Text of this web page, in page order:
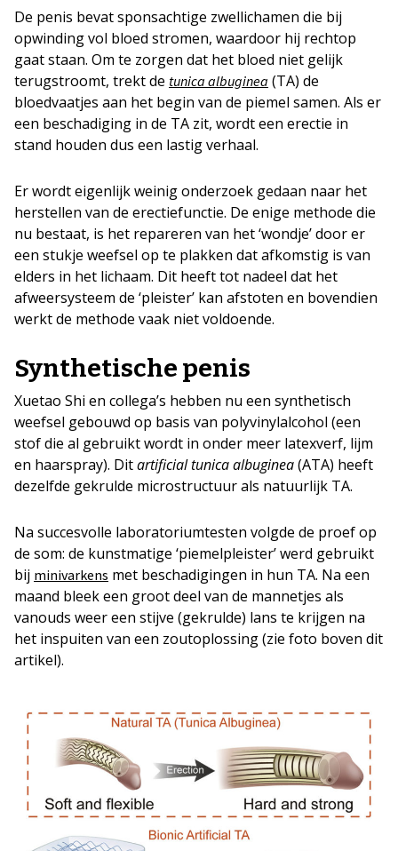
De penis bevat sponsachtige zwellichamen die bij
opwinding vol bloed stromen, waardoor hij rechtop
gaat staan. Om te zorgen dat het bloed niet gelijk
terugstroomt, trekt de tunica albuginea (TA) de
bloedvaatjes aan het begin van de piemel samen. Als er
een beschadiging in de TA zit, wordt een erectie in
stand houden dus een lastig verhaal.
Er wordt eigenlijk weinig onderzoek gedaan naar het
herstellen van de erectiefunctie. De enige methode die
nu bestaat, is het repareren van het ‘wondje’ door er
een stukje weefsel op te plakken dat afkomstig is van
elders in het lichaam. Dit heeft tot nadeel dat het
afweersysteem de ‘pleister’ kan afstoten en bovendien
werkt de methode vaak niet voldoende.
Synthetische penis
Xuetao Shi en collega’s hebben nu een synthetisch
weefsel gebouwd op basis van polyvinylalcohol (een
stof die al gebruikt wordt in onder meer latexverf, lijm
en haarspray). Ditartificialtunica albuginea(ATA) heeft
dezelfde gekrulde microstructuur als natuurlijk TA.
Na succesvolle laboratoriumtesten volgde de proef op
de som: de kunstmatige ‘piemelpleister’ werd gebruikt
bij minivarkens met beschadigingen in hun TA. Na een
maand bleek een groot deel van de mannetjes als
vanouds weer een stijve (gekrulde) lans te krijgen na
het inspuiten van een zoutoplossing (zie foto boven dit
artikel).